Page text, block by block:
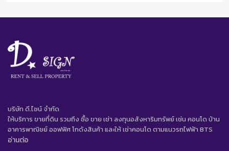
บริษัท ดี.ไซน์ จํากัด
ให้บริการ ขายที่ดิน รวมถึง ซื้อ ขาย เช่า ลงทุนอสังหาริมทรัพย์ เช่น คอนโด บ้าน
อาคารพาณิชย์ ออฟฟิศ โกดังสินค้า และให้ เช่าคอนโด ตามแนวรถไฟฟ้า BTS
อ่านต่อ